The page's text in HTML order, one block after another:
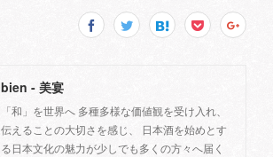
bien - 美宴
「和」を世界へ 多種多様な価値観を受け入れ、
伝えることの大切さを感じ、 日本酒を始めとす
る日本文化の魅力が少しでも多くの方々へ届く